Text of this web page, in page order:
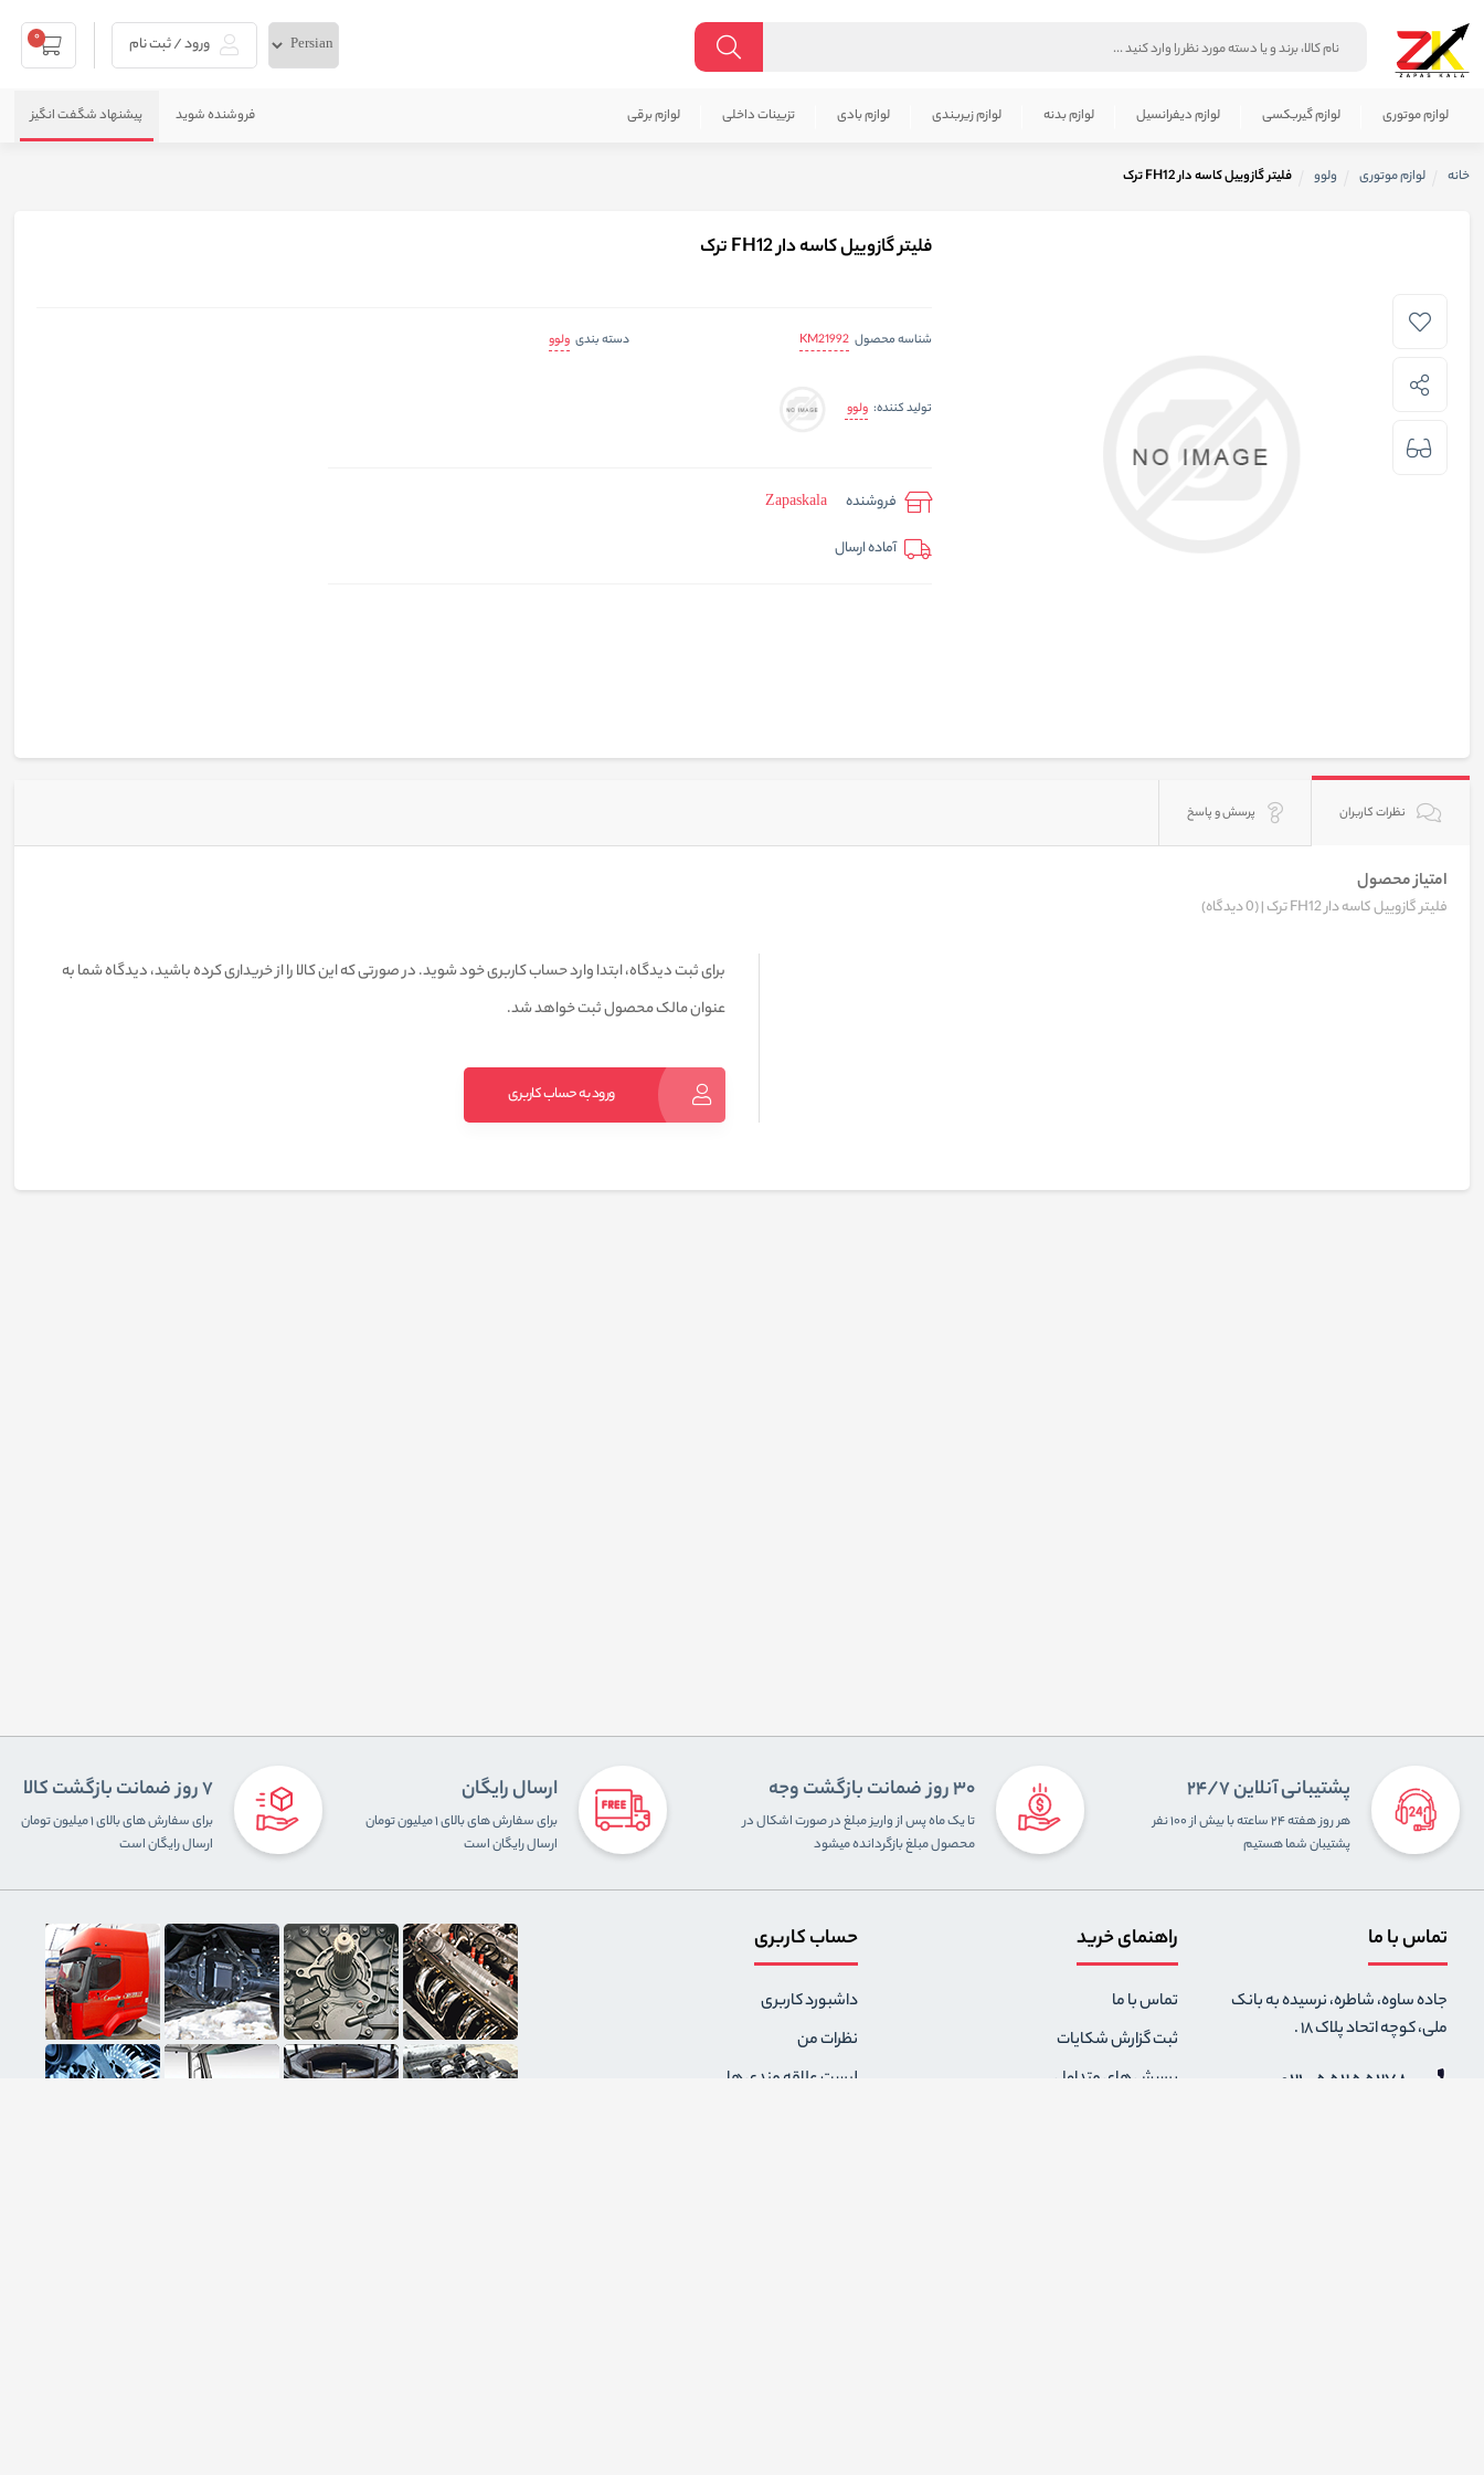
ورود / ثبت نام 0
لوازم موتوری لوازم گیربکسی لوازم دیفرانسیل لوازم بدنه لوازم زیربندی لوازم بادی تزیینات داخلی لوازم برقی فروشنده شوید پیشنهاد شگفت انگیز
خانه لوازم موتوری ولوو فلیتر گازوییل کاسه دار FH12 ترک
فلیتر گازوییل کاسه دار FH12 ترک
شناسه محصول KM21992 دسته بندی ولوو
تولید کننده: ولوو
فروشنده
Zapaskala
آماده ارسال
نظرات کاربران پرسش و پاسخ
امتیاز محصول
فلیتر گازوییل کاسه دار FH12 ترک | (0 دیدگاه)
برای ثبت دیدگاه، ابتدا وارد حساب کاربری خود شوید. در صورتی که این کالا را از خریداری کرده باشید، دیدگاه شما به
عنوان مالک محصول ثبت خواهد شد.
ورود به حساب کاربری
پشتیبانی آنلاین 24/7
هر روز هفته ۲۴ ساعته با بیش از ۱۰۰ نفر
پشتیبان شما هستیم
30 روز ضمانت بازگشت وجه
تا یک ماه پس از واریز مبلغ در صورت اشکال در
محصول مبلغ بازگردانده میشود
ارسال رایگان
برای سفارش های بالای ۱ میلیون تومان
ارسال رایگان است
7 روز ضمانت بازگشت کالا
برای سفارش های بالای ۱ میلیون تومان
ارسال رایگان است
تماس با ما
جاده ساوه، شاطره، نرسیده به بانک
ملی، کوچه اتحاد پلاک 18 .
021-55255278
راهنمای خرید
تماس با ما
ثبت گزارش شکایات
پرسش های متداول
حساب کاربری
داشبورد کاربری
نظرات من
لیست علاقه مندی ها